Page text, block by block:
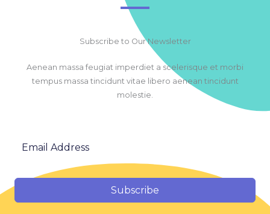
Subscribe to Our Newsletter
Aenean massa feugiat imperdiet a scelerisque et morbi
tempus massa tincidunt vitae libero aenean tincidunt
molestie.
Subscribe